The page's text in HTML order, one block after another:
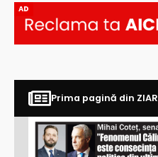
AD
Prima pagină din ZIAR